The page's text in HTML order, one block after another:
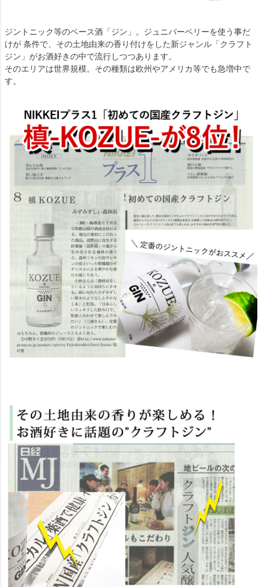
ジントニック等のベース酒「ジン」。ジュニパーベリーを使う事だ
けが 条件で、その土地由来の香り付けをした新ジャンル「クラフト
ジン」がお酒好きの中で流行しつつあります。
そのエリアは世界規模。その種類は欧州やアメリカ等でも急増中で
す。